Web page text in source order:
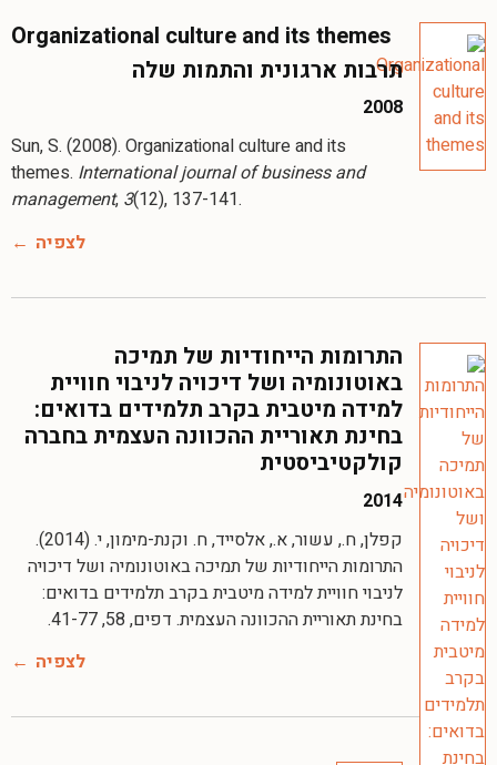
Organizational culture and its themes
תרבות ארגונית והתמות שלה
2008
Sun, S. (2008). Organizational culture and its
themes. International journal of business and
management, 3(12), 137-141.
לצפיה
התרומות הייחודיות של תמיכה
באוטונומיה ושל דיכויה לניבוי חוויית
למידה מיטבית בקרב תלמידים בדואים:
בחינת תאוריית ההכוונה העצמית בחברה
קולקטיביסטית
2014
קפלן, ח., עשור, א., אלסייד, ח. וקנת-מימון, י. (2014).
התרומות הייחודיות של תמיכה באוטונומיה ושל דיכויה
לניבוי חוויית למידה מיטבית בקרב תלמידים בדואים:
בחינת תאוריית ההכוונה העצמית. דפים, 58, 41-77.
לצפיה